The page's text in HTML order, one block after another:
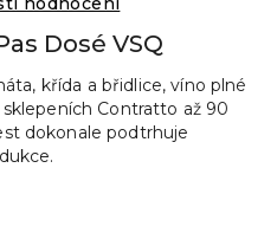
Dosé VSQ
křída a břidlice, víno plné
Contratto až 90
dokonale podtrhuje